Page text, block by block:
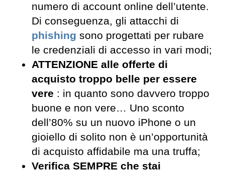
numero di account online dell’utente.
Di conseguenza, gli attacchi di
phishing sono progettati per rubare
le credenziali di accesso in vari modi;
ATTENZIONE alle offerte di
acquisto troppo belle per essere
vere : in quanto sono davvero troppo
buone e non vere… Uno sconto
dell’80% su un nuovo iPhone o un
gioiello di solito non è un’opportunità
di acquisto affidabile ma una truffa;
Verifica SEMPRE che stai